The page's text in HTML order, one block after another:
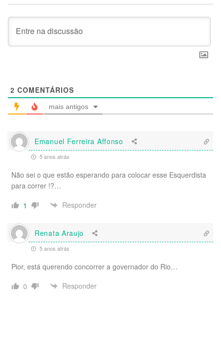
2 COMENTÁRIOS
mais antigos
Emanuel Ferreira Affonso
5 anos atrás
Não sei o que estão esperando para colocar esse Esquerdista
para correr !?…
1
Responder
Renata Araujo
5 anos atrás
Pior, está querendo concorrer a governador do Rio…
0
Responder